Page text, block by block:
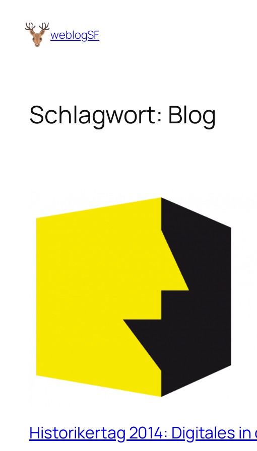
Inhalt
springen weblogSF
Schlagwort: Blog
Historikertag 2014: Digitales